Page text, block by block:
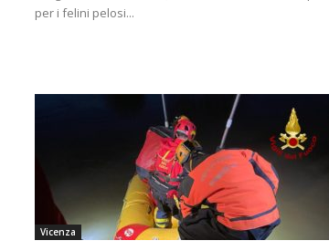
per i felini pelosi...
Vicenza